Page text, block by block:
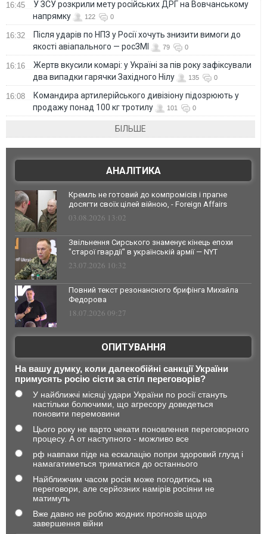
16:45
У ЗСУ розкрили мету російських ДРГ на Вовчанському
напрямку
122 0
16:32
Після ударів по НПЗ у Росії хочуть знизити вимоги до
якості авіапального — росЗМІ
79 0
16:16
Жертв вкусили комарі: у Україні за пів року зафіксували
два випадки гарячки Західного Нілу
135 0
16:08
Командира артилерійського дивізіону підозрюють у
продажу понад 100 кг тротилу
101 0
БІЛЬШЕ
АНАЛІТИКА
Кремль не готовий до компромісів і прагне
досягти своїх цілей війною, - Foreign Affairs
03.08.2026 13:02
Звільнення Сирського знаменує кінець епохи
"старої гвардії" в українській армії — NYT
23.07.2026 10:32
Повний текст резонансного брифінга Михайла
Федорова
18.07.2026 09:27
ОПИТУВАННЯ
На вашу думку, коли далекобійні санкції України
примусять росію сісти за стіл переговорів?
У найближчі місяці удари України по росії стануть
настільки болючими, що агресору доведеться
поновити перемовини
Цього року не варто чекати поновлення переговорного
процесу. А от наступного - можливо все
рф навпаки піде на ескалацію попри здоровий глузд і
намагатиметься триматися до останнього
Найближчим часом росія може погодитись на
переговори, але серйозних намірів росіяни не
матимуть
Вже давно не роблю жодних прогнозів щодо
завершення війни